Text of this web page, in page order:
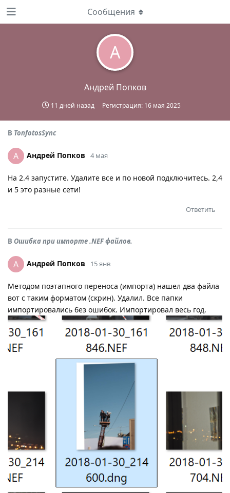
А
Андрей Попков
11 дней назад Регистрация: 16 мая 2025
Сообщения
В TonfotosSync
А Андрей Попков 4 мая
На 2.4 запустите. Удалите все и по новой подключитесь. 2,4
и 5 это разные сети!
Ответить
В Ошибка при импорте .NEF файлов.
А Андрей Попков 15 янв
Методом поэтапного переноса (импорта) нашел два файла
вот с таким форматом (скрин). Удалил. Все папки
импортировались без ошибок. Импортировал весь год.